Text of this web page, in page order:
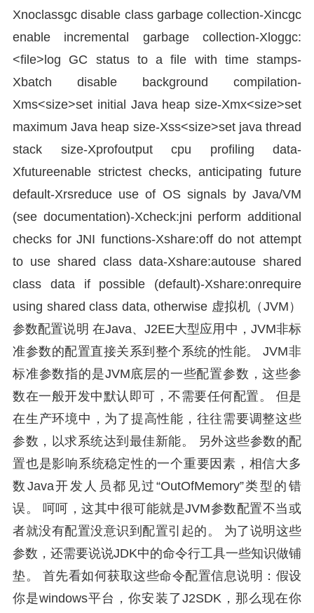
Xnoclassgc disable class garbage collection-Xincgc
enable incremental garbage collection-Xloggc:
<file>log GC status to a file with time stamps-
Xbatch disable background compilation-
Xms<size>set initial Java heap size-Xmx<size>set
maximum Java heap size-Xss<size>set java thread
stack size-Xprofoutput cpu profiling data-
Xfutureenable strictest checks, anticipating future
default-Xrsreduce use of OS signals by Java/VM
(see documentation)-Xcheck:jni perform additional
checks for JNI functions-Xshare:off do not attempt
to use shared class data-Xshare:autouse shared
class data if possible (default)-Xshare:onrequire
using shared class data, otherwise 虚拟机（JVM）
参数配置说明 在Java、J2EE大型应用中，JVM非标
准参数的配置直接关系到整个系统的性能。 JVM非
标准参数指的是JVM底层的一些配置参数，这些参
数在一般开发中默认即可，不需要任何配置。 但是
在生产环境中，为了提高性能，往往需要调整这些
参数，以求系统达到最佳新能。 另外这些参数的配
置也是影响系统稳定性的一个重要因素，相信大多
数Java开发人员都见过“OutOfMemory”类型的错
误。 呵呵，这其中很可能就是JVM参数配置不当或
者就没有配置没意识到配置引起的。 为了说明这些
参数，还需要说说JDK中的命令行工具一些知识做铺
垫。 首先看如何获取这些命令配置信息说明：假设
你是windows平台，你安装了J2SDK，那么现在你